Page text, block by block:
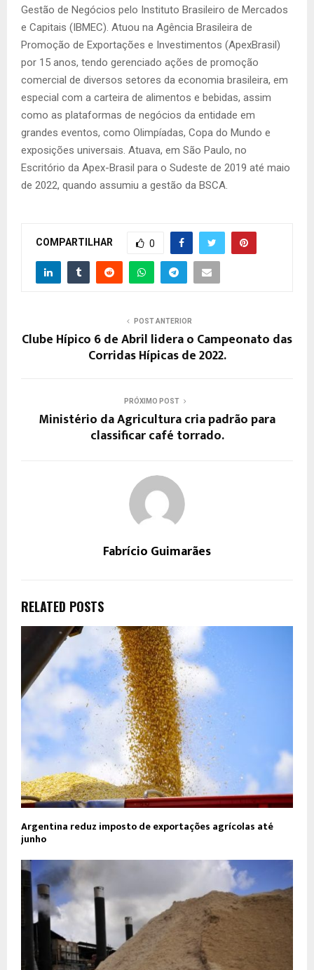
Gestão de Negócios pelo Instituto Brasileiro de Mercados
e Capitais (IBMEC). Atuou na Agência Brasileira de
Promoção de Exportações e Investimentos (ApexBrasil)
por 15 anos, tendo gerenciado ações de promoção
comercial de diversos setores da economia brasileira, em
especial com a carteira de alimentos e bebidas, assim
como as plataformas de negócios da entidade em
grandes eventos, como Olimpíadas, Copa do Mundo e
exposições universais. Atuava, em São Paulo, no
Escritório da Apex-Brasil para o Sudeste de 2019 até maio
de 2022, quando assumiu a gestão da BSCA.
COMPARTILHAR 0
POST ANTERIOR
Clube Hípico 6 de Abril lidera o Campeonato das
Corridas Hípicas de 2022.
PRÓXIMO POST
Ministério da Agricultura cria padrão para
classificar café torrado.
Fabrício Guimarães
RELATED POSTS
Argentina reduz imposto de exportações agrícolas até
junho